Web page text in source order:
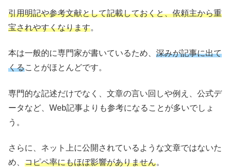
引用明記や参考文献として記載しておくと、依頼主から重
宝されやすくなります。
本は一般的に専門家が書いているため、 深みが記事に出て
くることがほとんどです。
専門的な記述だけでなく、文章の言い回しや例え、公式デ
ータなど、Web記事よりも参考になることが多いでしょ
う。
さらに、ネット上に公開されているような文章ではないた
め、 コピペ率にもほぼ影響がありません。